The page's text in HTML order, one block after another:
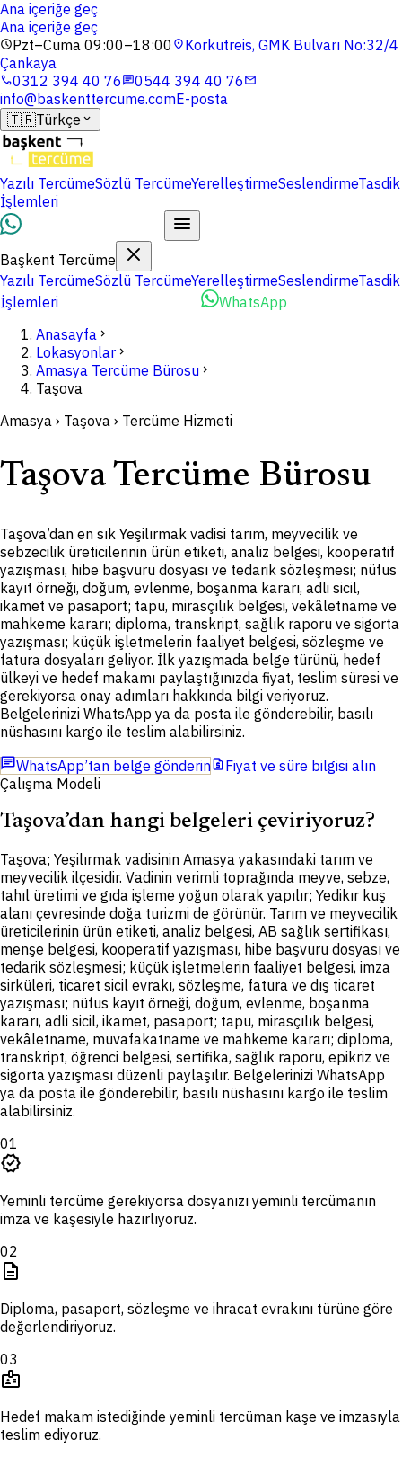
Ana içeriğe geç
Ana içeriğe geç
schedulePzt–Cuma 09:00–18:00 location_onKorkutreis, GMK Bulvarı No:32/4
Çankaya
phone0312 394 40 76chat0544 394 40 76mail
info@baskenttercume.comE-posta
🇹🇷Türkçe expand_more
Yazılı TercümeSözlü TercümeYerelleştirmeSeslendirmeTasdik
İşlemleri
Başkent Tercüme
Yazılı TercümeSözlü TercümeYerelleştirmeSeslendirmeTasdik
İşlemleri
WhatsApp
Anasayfa chevron_right
Lokasyonlar chevron_right
Amasya Tercüme Bürosu chevron_right
Taşova
Amasya › Taşova › Tercüme Hizmeti
Taşova Tercüme Bürosu
Taşova’dan en sık Yeşilırmak vadisi tarım, meyvecilik ve
sebzecilik üreticilerinin ürün etiketi, analiz belgesi, kooperatif
yazışması, hibe başvuru dosyası ve tedarik sözleşmesi; nüfus
kayıt örneği, doğum, evlenme, boşanma kararı, adli sicil,
ikamet ve pasaport; tapu, mirasçılık belgesi, vekâletname ve
mahkeme kararı; diploma, transkript, sağlık raporu ve sigorta
yazışması; küçük işletmelerin faaliyet belgesi, sözleşme ve
fatura dosyaları geliyor. İlk yazışmada belge türünü, hedef
ülkeyi ve hedef makamı paylaştığınızda fiyat, teslim süresi ve
gerekiyorsa onay adımları hakkında bilgi veriyoruz.
Belgelerinizi WhatsApp ya da posta ile gönderebilir, basılı
nüshasını kargo ile teslim alabilirsiniz.
chatWhatsApp’tan belge gönderinrequest_quoteFiyat ve süre bilgisi alın
Çalışma Modeli
Taşova’dan hangi belgeleri çeviriyoruz?
Taşova; Yeşilırmak vadisinin Amasya yakasındaki tarım ve
meyvecilik ilçesidir. Vadinin verimli toprağında meyve, sebze,
tahıl üretimi ve gıda işleme yoğun olarak yapılır; Yedikır kuş
alanı çevresinde doğa turizmi de görünür. Tarım ve meyvecilik
üreticilerinin ürün etiketi, analiz belgesi, AB sağlık sertifikası,
menşe belgesi, kooperatif yazışması, hibe başvuru dosyası ve
tedarik sözleşmesi; küçük işletmelerin faaliyet belgesi, imza
sirküleri, ticaret sicil evrakı, sözleşme, fatura ve dış ticaret
yazışması; nüfus kayıt örneği, doğum, evlenme, boşanma
kararı, adli sicil, ikamet, pasaport; tapu, mirasçılık belgesi,
vekâletname, muvafakatname ve mahkeme kararı; diploma,
transkript, öğrenci belgesi, sertifika, sağlık raporu, epikriz ve
sigorta yazışması düzenli paylaşılır. Belgelerinizi WhatsApp
ya da posta ile gönderebilir, basılı nüshasını kargo ile teslim
alabilirsiniz.
01
verified
Yeminli tercüme gerekiyorsa dosyanızı yeminli tercümanın
imza ve kaşesiyle hazırlıyoruz.
02
description
Diploma, pasaport, sözleşme ve ihracat evrakını türüne göre
değerlendiriyoruz.
03
badge
Hedef makam istediğinde yeminli tercüman kaşe ve imzasıyla
teslim ediyoruz.